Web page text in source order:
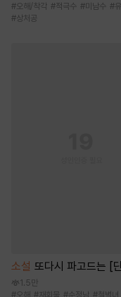
#오해/착각 #적극수 #미남수 #
#상처공
소설 또다시 파고드는 [
1.5만